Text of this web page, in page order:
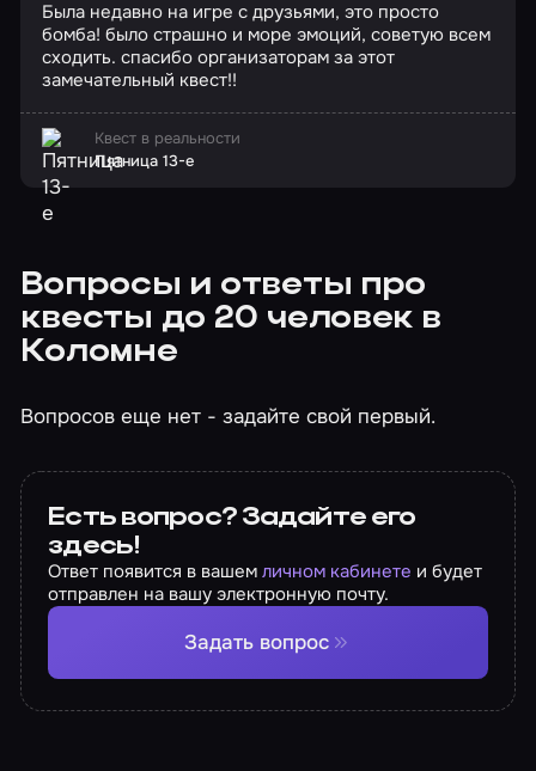
Была недавно на игре с друзьями, это просто
бомба! было страшно и море эмоций, советую всем
сходить. спасибо организаторам за этот
замечательный квест!!
Квест в реальности
Пятница 13-е
Вопросы и ответы про
квесты до 20 человек в
Коломне
Вопросов еще нет - задайте свой первый.
Есть вопрос? Задайте его
здесь!
Ответ появится в вашемличном кабинете и будет
отправлен на вашу электронную почту.
Задать вопрос